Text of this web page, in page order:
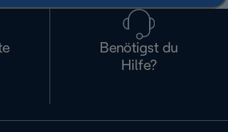
Benötigst du
Hilfe?